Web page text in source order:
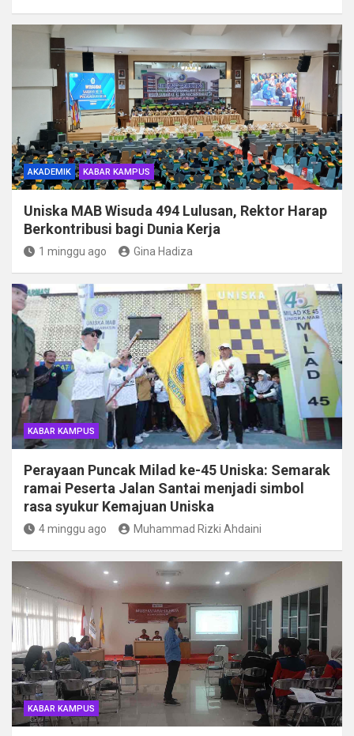
AKADEMIK KABAR KAMPUS
Uniska MAB Wisuda 494 Lulusan, Rektor Harap
Berkontribusi bagi Dunia Kerja
1 minggu ago Gina Hadiza
KABAR KAMPUS
Perayaan Puncak Milad ke-45 Uniska: Semarak
ramai Peserta Jalan Santai menjadi simbol
rasa syukur Kemajuan Uniska
4 minggu ago Muhammad Rizki Ahdaini
KABAR KAMPUS